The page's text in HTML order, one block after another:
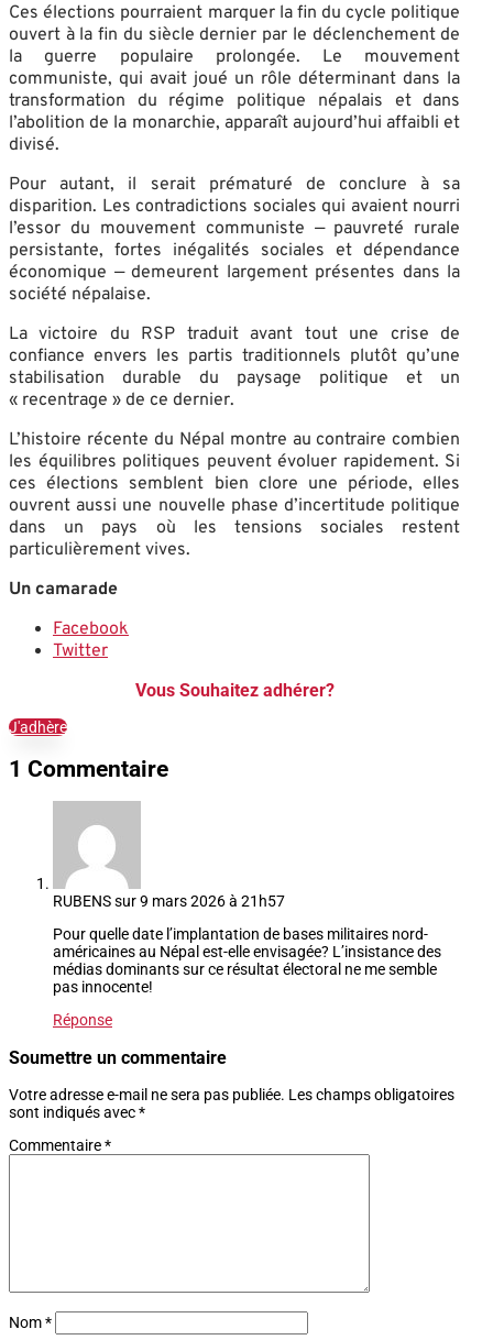
Ces élections pourraient marquer la fin du cycle politique
ouvert à la fin du siècle dernier par le déclenchement de
la guerre populaire prolongée. Le mouvement
communiste, qui avait joué un rôle déterminant dans la
transformation du régime politique népalais et dans
l’abolition de la monarchie, apparaît aujourd’hui affaibli et
divisé.
Pour autant, il serait prématuré de conclure à sa
disparition. Les contradictions sociales qui avaient nourri
l’essor du mouvement communiste — pauvreté rurale
persistante, fortes inégalités sociales et dépendance
économique — demeurent largement présentes dans la
société népalaise.
La victoire du RSP traduit avant tout une crise de
confiance envers les partis traditionnels plutôt qu’une
stabilisation durable du paysage politique et un
« recentrage » de ce dernier.
L’histoire récente du Népal montre au contraire combien
les équilibres politiques peuvent évoluer rapidement. Si
ces élections semblent bien clore une période, elles
ouvrent aussi une nouvelle phase d’incertitude politique
dans un pays où les tensions sociales restent
particulièrement vives.
Un camarade
Facebook
Twitter
Vous Souhaitez adhérer?
J'adhère
1 Commentaire
RUBENSsur 9 mars 2026 à 21h57
Pour quelle date l’implantation de bases militaires nord-
américaines au Népal est-elle envisagée? L’insistance des
médias dominants sur ce résultat électoral ne me semble
pas innocente!
Réponse
Soumettre un commentaire
Votre adresse e-mail ne sera pas publiée. Les champs obligatoires
sont indiqués avec*
Commentaire*
Nom*